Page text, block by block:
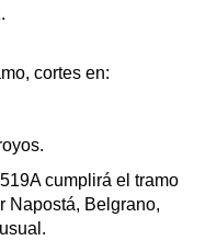
cortes en:
cumplirá el tramo
Napostá, Belgrano,